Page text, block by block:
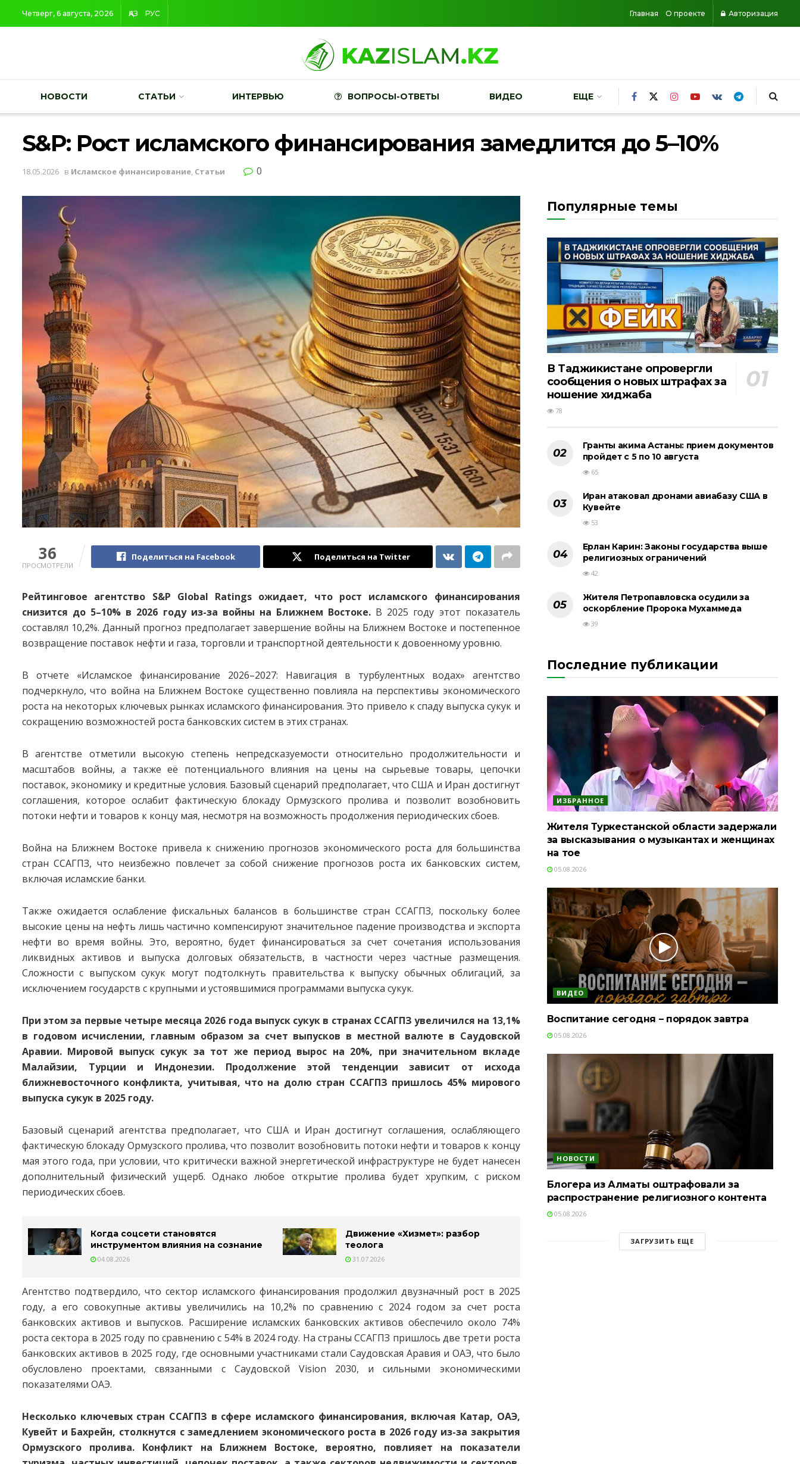
Четверг, 6 августа, 2026 ҚАЗ РУС Главная О проекте Авторизация
НОВОСТИ СТАТЬИ ИНТЕРВЬЮ ВОПРОСЫ-ОТВЕТЫ ВИДЕО ЕЩЕ
S&P: Рост исламского финансирования замедлится до 5–10%
18.05.2026 в Исламское финансирование, Статьи 0
36
ПРОСМОТРЕЛИ
Поделиться на Facebook Поделиться на Twitter
Рейтинговое агентство S&P Global Ratings ожидает, что рост исламского финансирования
снизится до 5–10% в 2026 году из-за войны на Ближнем Востоке. В 2025 году этот показатель
составлял 10,2%. Данный прогноз предполагает завершение войны на Ближнем Востоке и постепенное
возвращение поставок нефти и газа, торговли и транспортной деятельности к довоенному уровню.
В отчете «Исламское финансирование 2026–2027: Навигация в турбулентных водах» агентство
подчеркнуло, что война на Ближнем Востоке существенно повлияла на перспективы экономического
роста на некоторых ключевых рынках исламского финансирования. Это привело к спаду выпуска сукук и
сокращению возможностей роста банковских систем в этих странах.
В агентстве отметили высокую степень непредсказуемости относительно продолжительности и
масштабов войны, а также её потенциального влияния на цены на сырьевые товары, цепочки
поставок, экономику и кредитные условия. Базовый сценарий предполагает, что США и Иран достигнут
соглашения, которое ослабит фактическую блокаду Ормузского пролива и позволит возобновить
потоки нефти и товаров к концу мая, несмотря на возможность продолжения периодических сбоев.
Война на Ближнем Востоке привела к снижению прогнозов экономического роста для большинства
стран ССАГПЗ, что неизбежно повлечет за собой снижение прогнозов роста их банковских систем,
включая исламские банки.
Также ожидается ослабление фискальных балансов в большинстве стран ССАГПЗ, поскольку более
высокие цены на нефть лишь частично компенсируют значительное падение производства и экспорта
нефти во время войны. Это, вероятно, будет финансироваться за счет сочетания использования
ликвидных активов и выпуска долговых обязательств, в частности через частные размещения.
Сложности с выпуском сукук могут подтолкнуть правительства к выпуску обычных облигаций, за
исключением государств с крупными и устоявшимися программами выпуска сукук.
При этом за первые четыре месяца 2026 года выпуск сукук в странах ССАГПЗ увеличился на 13,1%
в годовом исчислении, главным образом за счет выпусков в местной валюте в Саудовской
Аравии. Мировой выпуск сукук за тот же период вырос на 20%, при значительном вкладе
Малайзии, Турции и Индонезии. Продолжение этой тенденции зависит от исхода
ближневосточного конфликта, учитывая, что на долю стран ССАГПЗ пришлось 45% мирового
выпуска сукук в 2025 году.
Базовый сценарий агентства предполагает, что США и Иран достигнут соглашения, ослабляющего
фактическую блокаду Ормузского пролива, что позволит возобновить потоки нефти и товаров к концу
мая этого года, при условии, что критически важной энергетической инфраструктуре не будет нанесен
дополнительный физический ущерб. Однако любое открытие пролива будет хрупким, с риском
периодических сбоев.
Когда соцсети становятся
инструментом влияния на сознание
04.08.2026
Движение «Хизмет»: разбор
теолога
31.07.2026
Агентство подтвердило, что сектор исламского финансирования продолжил двузначный рост в 2025
году, а его совокупные активы увеличились на 10,2% по сравнению с 2024 годом за счет роста
банковских активов и выпусков. Расширение исламских банковских активов обеспечило около 74%
роста сектора в 2025 году по сравнению с 54% в 2024 году. На страны ССАГПЗ пришлось две трети роста
банковских активов в 2025 году, где основными участниками стали Саудовская Аравия и ОАЭ, что было
обусловлено проектами, связанными с Саудовской Vision 2030, и сильными экономическими
показателями ОАЭ.
Несколько ключевых стран ССАГПЗ в сфере исламского финансирования, включая Катар, ОАЭ,
Кувейт и Бахрейн, столкнутся с замедлением экономического роста в 2026 году из-за закрытия
Ормузского пролива. Конфликт на Ближнем Востоке, вероятно, повлияет на показатели
Популярные темы
В Таджикистане опровергли
сообщения о новых штрафах за
ношение хиджаба
78
Гранты акима Астаны: прием документов
пройдет с 5 по 10 августа
65
Иран атаковал дронами авиабазу США в
Кувейте
53
Ерлан Карин: Законы государства выше
религиозных ограничений
42
Жителя Петропавловска осудили за
оскорбление Пророка Мухаммеда
39
Последние публикации
ИЗБРАННОЕ
Жителя Туркестанской области задержали
за высказывания о музыкантах и женщинах
на тое
05.08.2026
ВИДЕО
Воспитание сегодня – порядок завтра
05.08.2026
НОВОСТИ
Блогера из Алматы оштрафовали за
распространение религиозного контента
05.08.2026
ЗАГРУЗИТЬ ЕЩЕ